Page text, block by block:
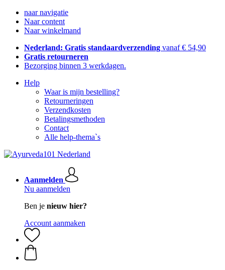
naar navigatie
Naar content
Naar winkelmand
Nederland: Gratis standaardverzending vanaf € 54,90
Gratis retourneren
Bezorging binnen 3 werkdagen.
Help
Waar is mijn bestelling?
Retourneringen
Verzendkosten
Betalingsmethoden
Contact
Alle help-thema`s
Aanmelden
Nu aanmelden
Ben je nieuw hier?
Account aanmaken